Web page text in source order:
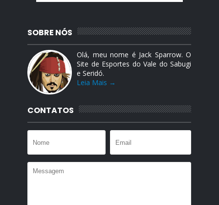
SOBRE NÓS
Olá, meu nome é Jack Sparrow. O
Site de Esportes do Vale do Sabugi
e Seridó.
Leia Mais →
CONTATOS